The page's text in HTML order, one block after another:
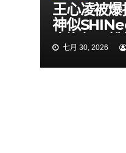
王心凌被
神似
會海報 粉
了七月 30, 2026